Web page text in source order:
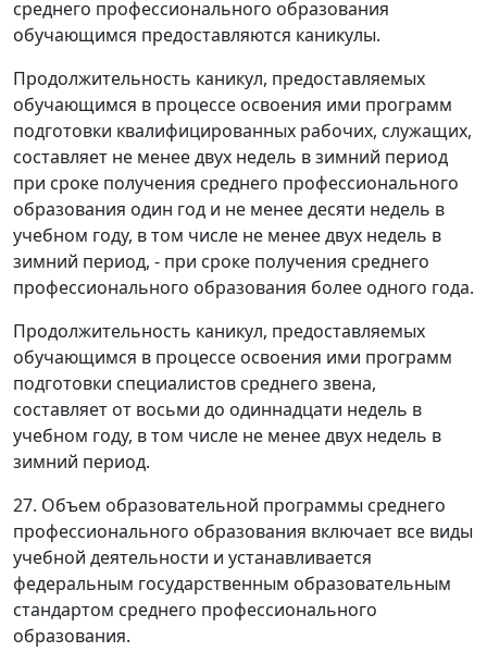
среднего профессионального образования
обучающимся предоставляются каникулы.
Продолжительность каникул, предоставляемых
обучающимся в процессе освоения ими программ
подготовки квалифицированных рабочих, служащих,
составляет не менее двух недель в зимний период
при сроке получения среднего профессионального
образования один год и не менее десяти недель в
учебном году, в том числе не менее двух недель в
зимний период, - при сроке получения среднего
профессионального образования более одного года.
Продолжительность каникул, предоставляемых
обучающимся в процессе освоения ими программ
подготовки специалистов среднего звена,
составляет от восьми до одиннадцати недель в
учебном году, в том числе не менее двух недель в
зимний период.
27. Объем образовательной программы среднего
профессионального образования включает все виды
учебной деятельности и устанавливается
федеральным государственным образовательным
стандартом среднего профессионального
образования.